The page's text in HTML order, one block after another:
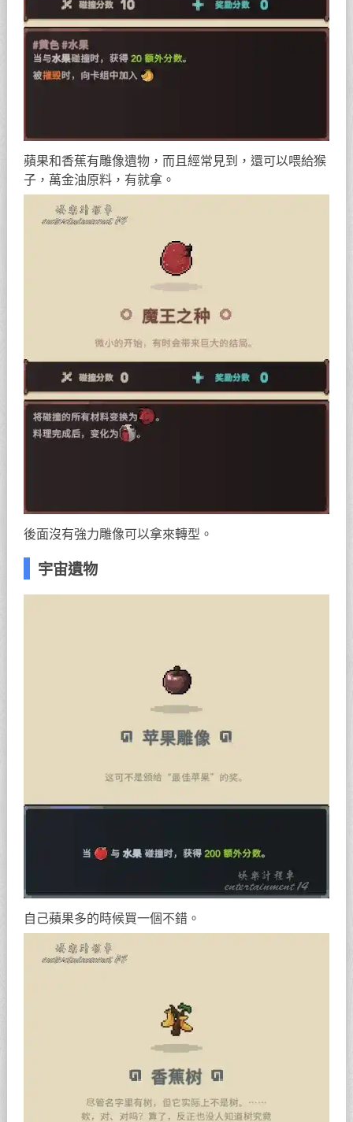
蘋果和香蕉有雕像遺物，而且經常見到，還可以喂給猴
子，萬金油原料，有就拿。
後面沒有強力雕像可以拿來轉型。
宇宙遺物
自己蘋果多的時候買一個不錯。